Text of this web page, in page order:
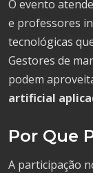
O evento
e professores
tecnológicas
Gestores de
podem
artificial
Por Que
A participação